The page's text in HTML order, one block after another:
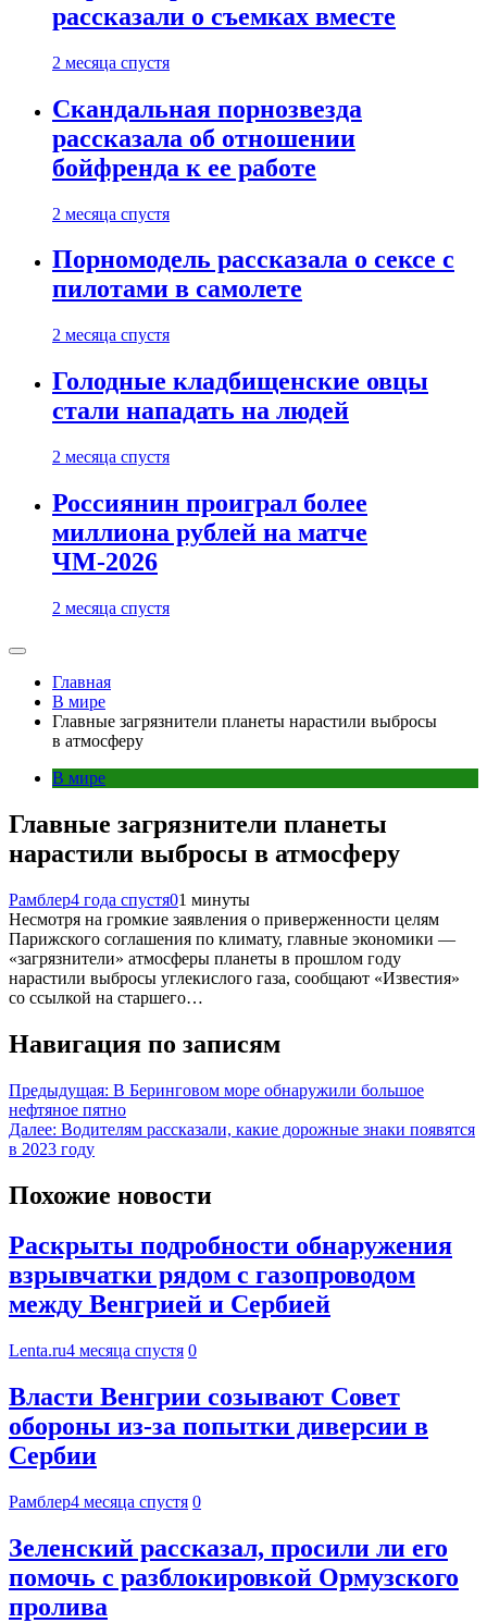
рассказали о съемках вместе
2 месяца спустя
Скандальная порнозвезда
рассказала об отношении
бойфренда к ее работе
2 месяца спустя
Порномодель рассказала о сексе с
пилотами в самолете
2 месяца спустя
Голодные кладбищенские овцы
стали нападать на людей
2 месяца спустя
Россиянин проиграл более
миллиона рублей на матче
ЧМ-2026
2 месяца спустя
Главная
В мире
Главные загрязнители планеты нарастили выбросы
в атмосферу
В мире
Главные загрязнители планеты
нарастили выбросы в атмосферу
Рамблер4 года спустя01 минуты
Несмотря на громкие заявления о приверженности целям
Парижского соглашения по климату, главные экономики —
«загрязнители» атмосферы планеты в прошлом году
нарастили выбросы углекислого газа, сообщают «Известия»
со ссылкой на старшего…
Навигация по записям
Предыдущая: В Беринговом море обнаружили большое
нефтяное пятно
Далее: Водителям рассказали, какие дорожные знаки появятся
в 2023 году
Похожие новости
Раскрыты подробности обнаружения
взрывчатки рядом с газопроводом
между Венгрией и Сербией
Lenta.ru4 месяца спустя 0
Власти Венгрии созывают Совет
обороны из-за попытки диверсии в
Сербии
Рамблер4 месяца спустя 0
Зеленский рассказал, просили ли его
помочь с разблокировкой Ормузского
пролива